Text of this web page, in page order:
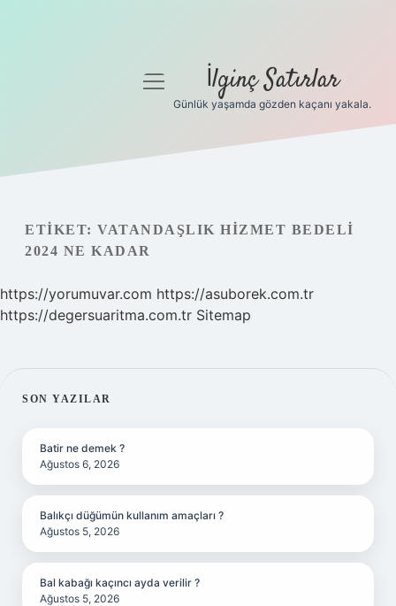
Gizlilik Politikası
Hakkımızda
menüyü
İlginç Satırlar
Günlük yaşamda gözden kaçanı yakala.
ETIKET: VATANDAŞLIK HIZMET BEDELI
2024 NE KADAR
https://yorumuvar.com https://asuborek.com.tr
https://degersuaritma.com.tr Sitemap
SIDEBAR
SON YAZILAR
Batir ne demek ?
Ağustos 6, 2026
Balıkçı düğümün kullanım amaçları ?
Ağustos 5, 2026
Bal kabağı kaçıncı ayda verilir ?
Ağustos 5, 2026